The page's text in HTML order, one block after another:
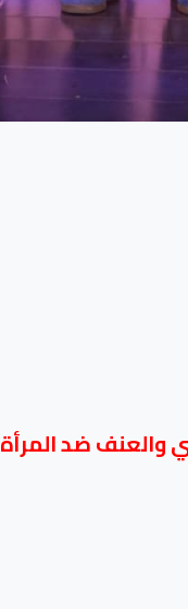
والعنف ضد المرأة